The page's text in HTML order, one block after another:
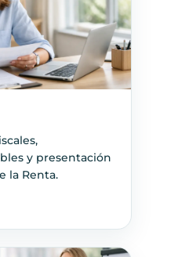
y presentación
la Renta.